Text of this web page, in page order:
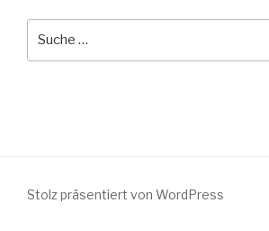
Stolz präsentiert von WordPress